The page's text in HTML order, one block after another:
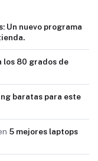
Un nuevo programa
los 80 grados de
baratas para este
5 mejores laptops